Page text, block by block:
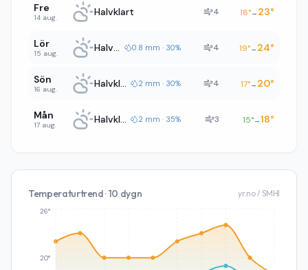
Fre
14 aug. Halvklart 4 18°→ 23°
Lör
15 aug. Halvklart 0.8 mm · 30% 4 19°→ 24°
Sön
16 aug. Halvklart 2 mm · 30% 4 17°→ 20°
Mån
17 aug. Halvklart 2 mm · 35% 3 15°→18°
Temperaturtrend · 10 dygn yr.no / SMHI
20°
26°